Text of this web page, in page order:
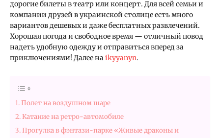
дорогие билеты в театр или концерт. Для всей семьи и
компании друзей в украинской столице есть много
вариантов дешевых и даже бесплатных развлечений.
Хорошая погода и свободное время — отличный повод
надеть удобную одежду и отправиться вперед за
приключениями! Далее наikyyanyn.
1. Полет на воздушном шаре
2. Катание на ретро-автомобиле
3. Прогулка в фэнтази-парке «Живые драконы и